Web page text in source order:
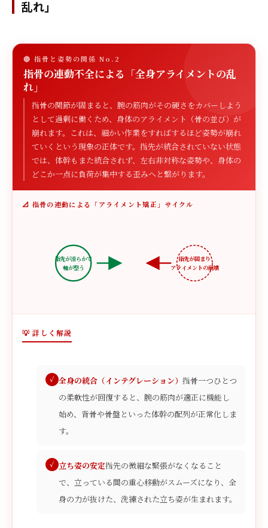
乱れ」
🔴 指骨と姿勢の関係 No.2
指骨の連動不全による「全身アライメントの乱
れ」
指骨の関節が固まると、腕の筋肉がその硬さをカバーしよう
として過剰に働くため、身体のアライメント（骨の並び）が
崩れます。これは、細かい作業をすればするほど姿勢が崩れ
ていくという現象の正体です。指先が統合されていない状態
では、体幹もまた統合されず、左右非対称な姿勢や、身体の
どこか一点に負荷が集中する歪みへと繋がります。
📐 指骨の連動による「アライメント矯正」サイクル
指先が滑らかで
軸が整う
指先が固まり
アライメントの崩壊
💡 詳しく解説
全身の統合（インテグレーション） 指骨一つひとつ
の柔軟性が回復すると、腕の筋肉が適正に機能し
始め、背骨や骨盤といった体幹の配列が正常化しま
す。
立ち姿の安定指先の微細な緊張がなくなること
で、立っている間の重心移動がスムーズになり、全
身の力が抜けた、洗練された立ち姿が生まれます。